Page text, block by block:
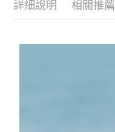
詳細說明 相關推薦